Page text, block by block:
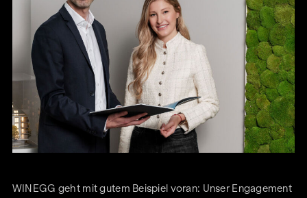
WINEGG geht mit gutem Beispiel voran: Unser Engagement